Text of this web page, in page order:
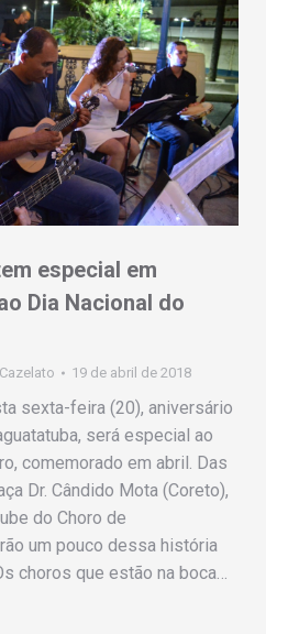
especial em
Dia Nacional do
19 de abril de 2018
sexta-feira (20), aniversário
será especial ao
comemorado em abril. Das
Dr. Cândido Mota (Coreto),
do Choro de
um pouco dessa história
choros que estão na boca…